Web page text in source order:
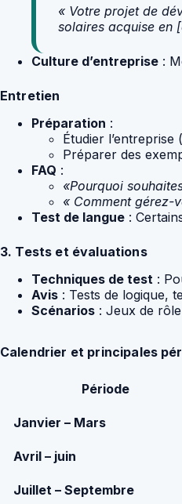
« Votre projet de
solaires acquise en
Culture d’entreprise :
Entretien
Préparation :
Étudier
Préparer des
FAQ :
«Pourquoi
« Comment gérez-
Test de langue :
3. Tests et évaluations
Techniques de test :
Avis : Tests de logique,
Scénarios : Jeux de
Calendrier et principales
Période
Janvier – Mars
Avril – juin
Juillet – Septembre